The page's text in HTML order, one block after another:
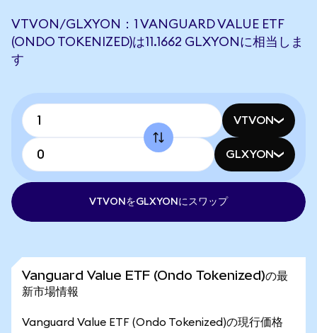
VTVON/GLXYON：1 VANGUARD VALUE ETF
(ONDO TOKENIZED)は11.1662 GLXYONに相当しま
す
VTVON
GLXYON
VTVONをGLXYONにスワップ
Vanguard Value ETF (Ondo Tokenized)の最
新市場情報
Vanguard Value ETF (Ondo Tokenized)の現行価格